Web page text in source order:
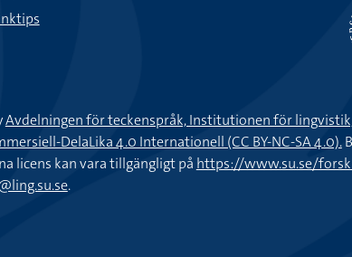
Avdelningen för teckenspråk, Institutionen för
DelaLika 4.0 Internationell (CC BY-NC-SA 4.0).
licens kan vara tillgängligt på https://www.su.se/
.